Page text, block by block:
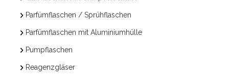
Parfümflaschen / Sprühflaschen
Parfümflaschen mit Aluminiumhülle
Pumpflaschen
Reagenzgläser